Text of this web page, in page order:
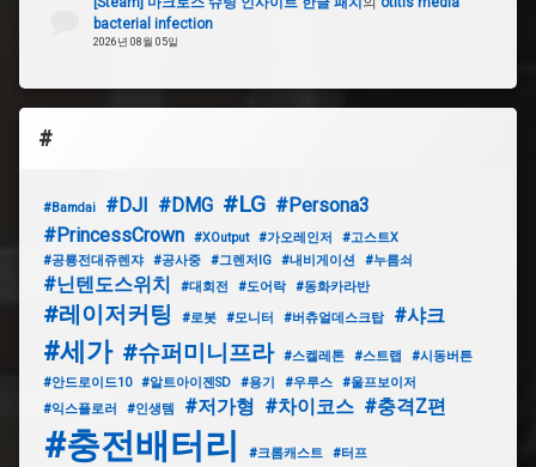
bacterial infection
2026년 08월 05일
#
#Bamdai #DJI #DMG #LG #Persona3
#PrincessCrown
#XOutput #가오레인저
#고스트X
#공룡전대쥬렌쟈
#공사중 #그렌저IG #내비게이션 #누름쇠
#닌텐도스위치 #대회전 #도어락 #동화카라반
#레이저커팅 #로봇 #모니터 #버츄얼데스크탑 #샤크
#세가 #슈퍼미니프라 #스켈레톤 #스트랩
#시동버튼
#안드로이드10
#알트아이젠SD #용기 #우루스
#울프보이저
#익스플로러
#인생템 #저가형 #차이코스 #충격Z편
#충전배터리 #크롬캐스트 #터프